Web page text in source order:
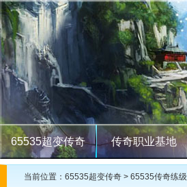
65535超变传奇 传奇职业基地
当前位置： 65535超变传奇 > 65535传奇练级